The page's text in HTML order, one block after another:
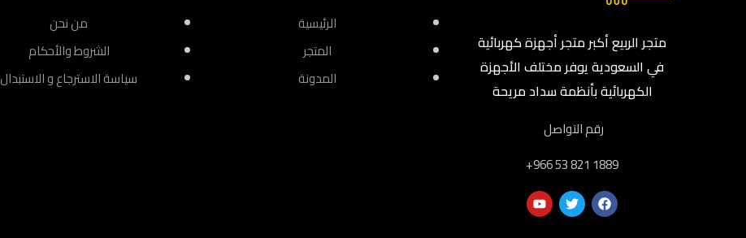
متجر الربيع أكبر متجر أجهزة كهربائية
في السعودية يوفر مختلف الأجهزة
الكهربائية بأنظمة سداد مريحة
رقم التواصل
‎+966 53 821 1889
الرئيسية
المتجر
المدونة
من نحن
الشروط والأحكام
سياسة الاسترجاع و الاستبدال